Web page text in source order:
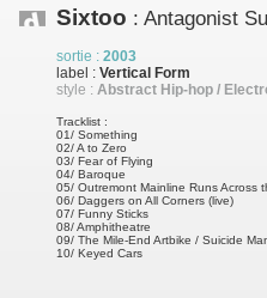
Sixtoo : Antagonist
sortie : 2003
label : Vertical Form
style : Abstract Hip-hop /
Tracklist :
01/ Something
02/ A to Zero
03/ Fear of Flying
04/ Baroque
05/ Outremont Mainline Runs Across
06/ Daggers on All Corners (live)
07/ Funny Sticks
08/ Amphitheatre
09/ The Mile-End Artbike / Suicide
10/ Keyed Cars